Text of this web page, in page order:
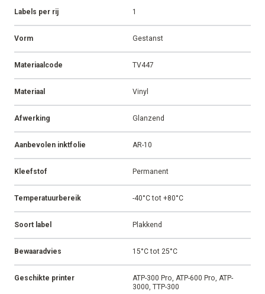
Labels per rij 1
Vorm Gestanst
Materiaalcode TV447
Materiaal Vinyl
Afwerking Glanzend
Aanbevolen inktfolie AR-10
Kleefstof Permanent
Temperatuurbereik -40°C tot +80°C
Soort label Plakkend
Bewaaradvies 15°C tot 25°C
Geschikte printer
ATP-300 Pro, ATP-600 Pro, ATP-
3000, TTP-300